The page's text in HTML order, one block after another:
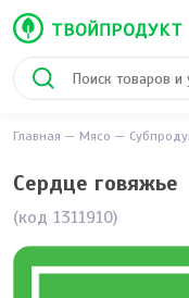
Главная Мясо
Сердце говяжье
(код 1311910)